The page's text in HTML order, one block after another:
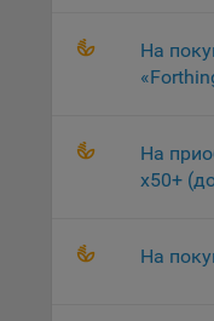
На
На
x50+
На